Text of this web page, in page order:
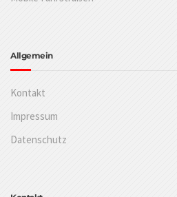
Allgemein
Kontakt
Impressum
Datenschutz